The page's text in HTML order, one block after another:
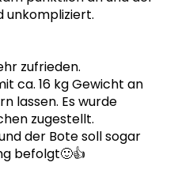
unkompliziert.
zufrieden.
ca. 16 kg Gewicht an
lassen. Es wurde
zugestellt.
der Bote soll sogar
befolgt🙂👍